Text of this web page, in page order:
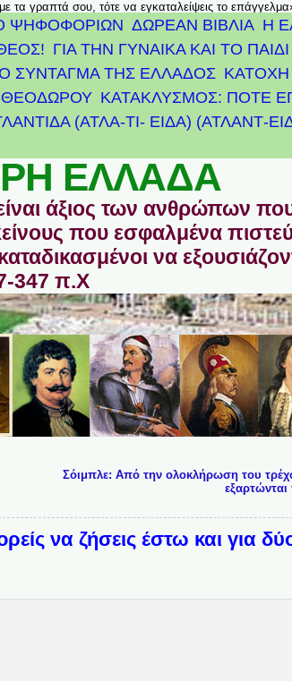
τα γραπτά σου, τότε να εγκαταλείψεις το
ΨΗΦΟΦΟΡΙΏΝ ΔΩΡΕΑΝ ΒΙΒΛΙΑ Η
ΓΙΑ ΤΗΝ ΓΥΝΑΙΚΑ ΚΑΙ ΤΟ ΠΑΙΔΙ
ΣΥΝΤΑΓΜΑ ΤΗΣ ΕΛΛΑΔΟΣ ΚΑΤΟΧΗ
ΚΑΤΑΚΛΥΣΜΟΣ: ΠΟΤΕ
(ΑΤΛΑ-ΤΙ- ΕΙΔΑ) (ΑΤΛΑΝΤ-
ΕΛΛΑΔΑ
άξιος των ανθρώπων
που εσφαλμένα
να
347 π.Χ
Σόιμπλε: Από την ολοκλήρωση του
να ζήσεις έστω και για